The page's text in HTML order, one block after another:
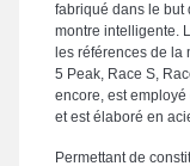
fabriqué dans le but
montre intelligente.
les références de la
5 Peak, Race S,
encore, est
et est élaboré en
Permettant de